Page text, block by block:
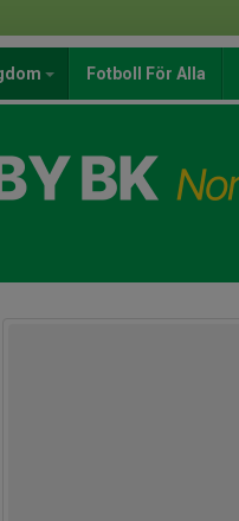
Fotboll För Alla